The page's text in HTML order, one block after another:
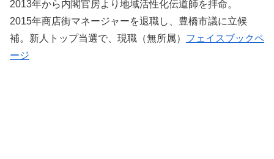
2013年から内閣官房より地域活性化伝道師を拝命。
2015年商店街マネージャーを退職し、豊橋市議に立候
補。新人トップ当選で、現職（無所属） フェイスブックペ
ージ